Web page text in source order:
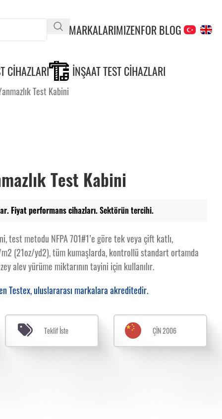
MARKALARIMIZENFOR BLOG
CIHAZLARI İNŞAAT TEST CIHAZLARI
Test Kabini
Test Kabini
Fiyat performans cihazları.Sektörün tercihi.
test metodu NFPA 701#1’e göre tek veya çift katlı,
m2 (21oz/yd2), tüm kumaşlarda, kontrollü standart ortamda
alev yürüme miktarının tayini için kullanılır.
Testex, uluslararası markalara akreditedir.
Teklif İste ÇİN 2006